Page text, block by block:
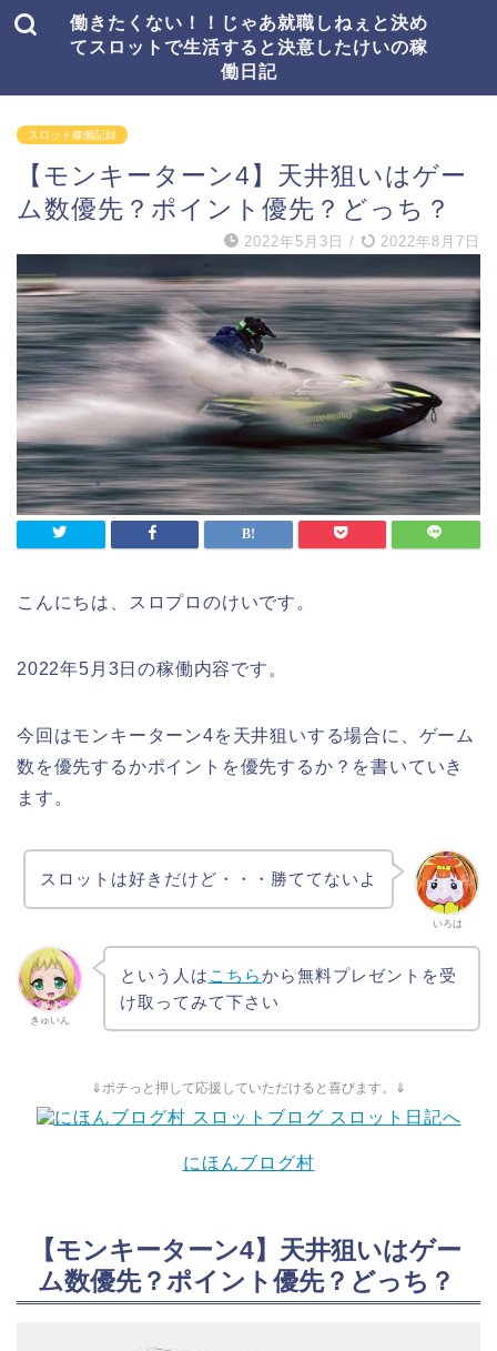
働きたくない！！じゃあ就職しねぇと決め
てスロットで生活すると決意したけいの稼
働日記
スロット稼働記録
【モンキーターン4】天井狙いはゲー
ム数優先？ポイント優先？どっち？
2022年5月3日 / 2022年8月7日
こんにちは、スロプロのけいです。
2022年5月3日の稼働内容です。
今回はモンキーターン4を天井狙いする場合に、ゲーム
数を優先するかポイントを優先するか？を書いていき
ます。
いろは
スロットは好きだけど・・・勝ててないよ
きゅいん
という人は こちらから無料プレゼントを受
け取ってみて下さい
⇓ポチっと押して応援していただけると喜びます。⇓
にほんブログ村
【モンキーターン4】天井狙いはゲー
ム数優先？ポイント優先？どっち？